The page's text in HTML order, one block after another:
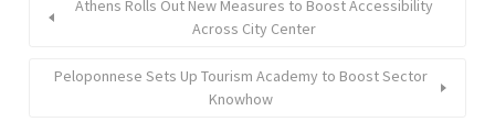
Athens Rolls Out New Measures to Boost Accessibility
Across City Center
Peloponnese Sets Up Tourism Academy to Boost Sector
Knowhow